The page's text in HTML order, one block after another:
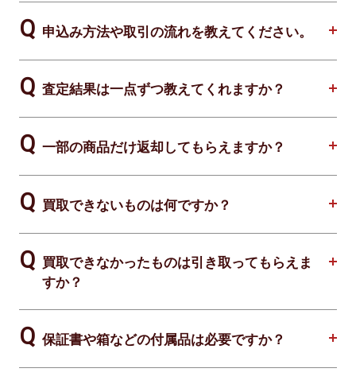
申込み方法や取引の流れを教えてください。
査定結果は一点ずつ教えてくれますか？
一部の商品だけ返却してもらえますか？
買取できないものは何ですか？
買取できなかったものは引き取ってもらえま
すか？
保証書や箱などの付属品は必要ですか？